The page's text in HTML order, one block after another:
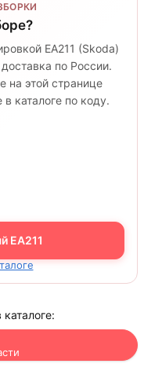
EA211 (Skoda)
по России.
на этой странице
каталоге по коду.
EA211